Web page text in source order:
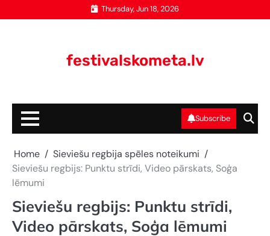
to
Thursday, Jun 18, 2026
festivalskometa.lv
Subscribe
Home
Sieviešu regbija spēles noteikumi
Sieviešu regbijs: Punktu strīdi, Video pārskats, Soģa
lēmumi
Sieviešu regbijs: Punktu strīdi,
Video pārskats, Soģa lēmumi